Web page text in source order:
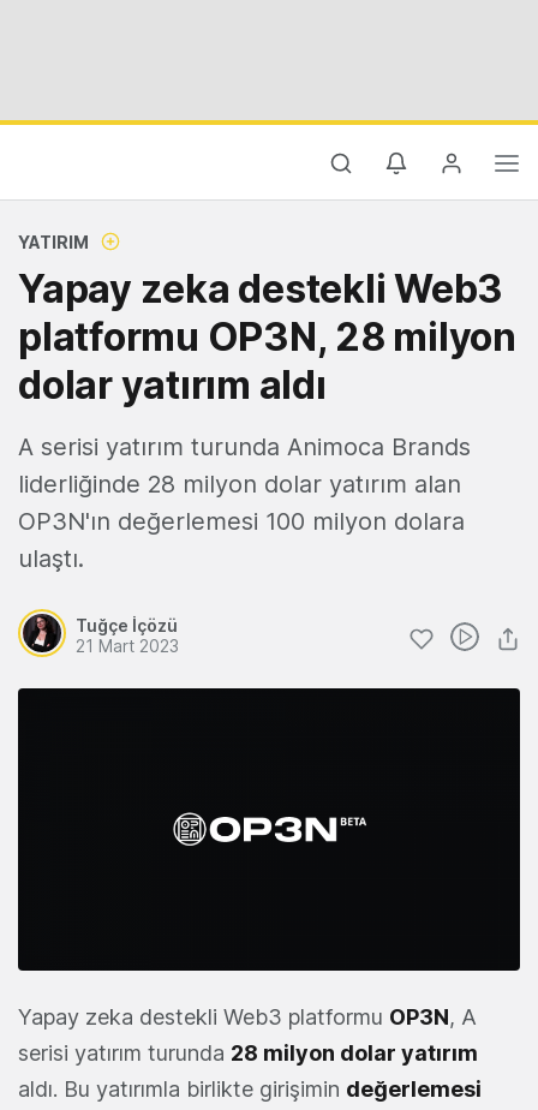
YATIRIM
Yapay zeka destekli Web3
platformu OP3N, 28 milyon
dolar yatırım aldı
A serisi yatırım turunda Animoca Brands
liderliğinde 28 milyon dolar yatırım alan
OP3N'ın değerlemesi 100 milyon dolara
ulaştı.
Tuğçe İçözü
21 Mart 2023
Yapay zeka destekli Web3 platformu OP3N, A
serisi yatırım turunda 28 milyon dolar yatırım
aldı. Bu yatırımla birlikte girişimin değerlemesi